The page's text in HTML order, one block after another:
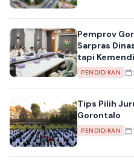
Pemprov
Sarpras
tapi
Kronologi
PENDIDIKAN
Tips Pilih
Gorontalo
PENDIDIKAN